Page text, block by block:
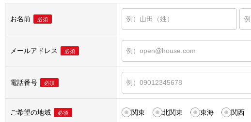
お名前 必須
メールアドレス 必須
電話番号 必須
ご希望の地域 必須 関東 北関東 東海 関西